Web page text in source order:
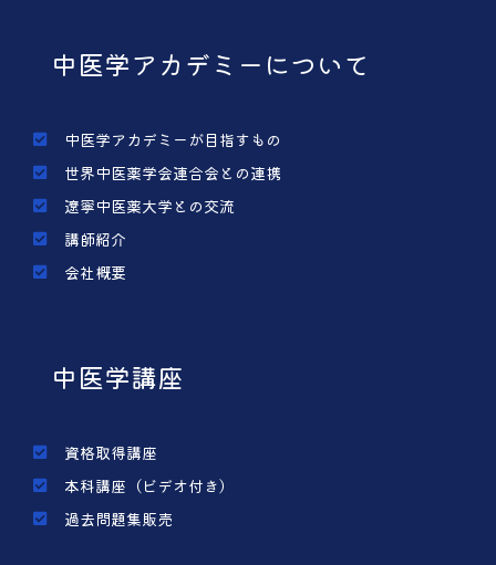
中医学アカデミーについて
中医学アカデミーが目指すもの
世界中医薬学会連合会との連携
遼寧中医薬大学との交流
講師紹介
会社概要
中医学講座
資格取得講座
本科講座（ビデオ付き）
過去問題集販売